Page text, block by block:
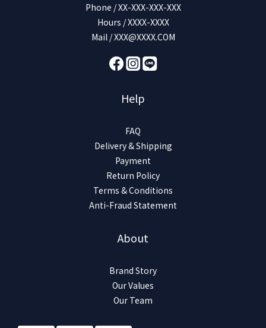
Phone / XX-XXX-XXX-XXX
Hours / XXXX-XXXX
Mail / XXX@XXXX.COM
Help
FAQ
Delivery & Shipping
Payment
Return Policy
Terms & Conditions
Anti-Fraud Statement
About
Brand Story
Our Values
Our Team